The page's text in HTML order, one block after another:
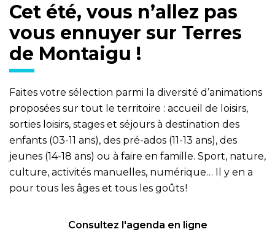
Cet été, vous n’allez pas
vous ennuyer sur Terres
de Montaigu !
Faites votre sélection parmi la diversité d’animations
proposées sur tout le territoire : accueil de loisirs,
sorties loisirs, stages et séjours à destination des
enfants (03-11 ans), des pré-ados (11-13 ans), des
jeunes (14-18 ans) ou à faire en famille. Sport, nature,
culture, activités manuelles, numérique… Il y en a
pour tous les âges et tous les goûts !
Consultez l'agenda en ligne